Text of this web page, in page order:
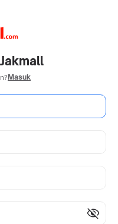
Masuk
visibility_off